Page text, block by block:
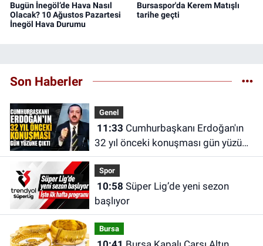
Bugün İnegöl’de Hava Nasıl
Olacak? 10 Ağustos Pazartesi
İnegöl Hava Durumu
Bursaspor'da Kerem Matışlı
tarihe geçti
Son Haberler
Genel
11:33
32 yıl önceki konuşması gün yüzüne
çıktı
Spor
10:58
başlıyor
Bursa